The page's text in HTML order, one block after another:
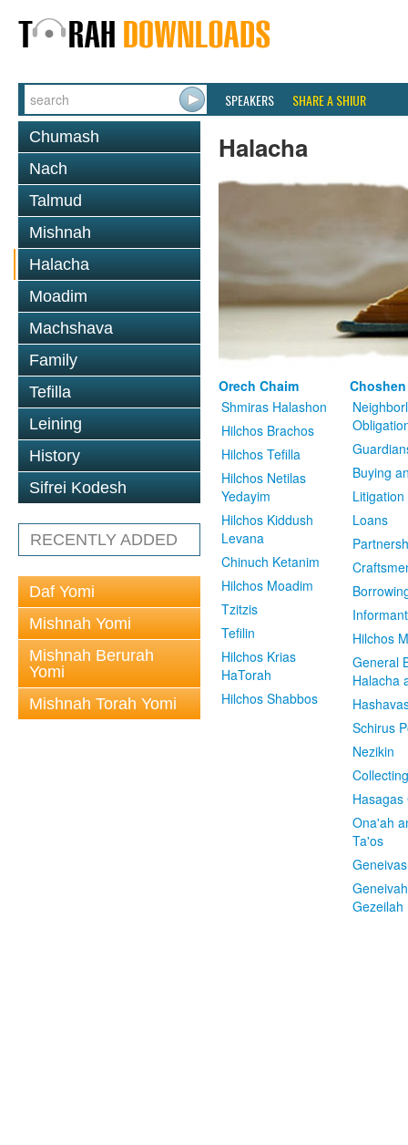
SPEAKERS SHARE A SHIUR
Chumash
Nach
Talmud
Mishnah
Halacha
Moadim
Machshava
Family
Tefilla
Leining
History
Sifrei Kodesh
RECENTLY ADDED
Daf Yomi
Mishnah Yomi
Mishnah Berurah
Yomi
Mishnah Torah Yomi
Halacha
Orech Chaim
Shmiras Halashon
Hilchos Brachos
Hilchos Tefilla
Hilchos Netilas
Yedayim
Hilchos Kiddush
Levana
Chinuch Ketanim
Hilchos Moadim
Tzitzis
Tefilin
Hilchos Krias
HaTorah
Hilchos Shabbos
Buying
Litigation
Loans
Informant
Hilchos
General
Halacha
Schirus
Nezikin
Hasagas
Ona'ah
Ta'os
Gezeilah